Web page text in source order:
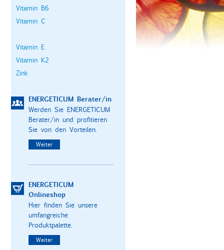
Vitamin B6
Vitamin C
Vitamin E
Vitamin K2
Zink
ENERGETICUM Berater/in
Werden Sie ENERGETICUM
Berater/in und profitieren
Sie von den Vorteilen.
Weiter
ENERGETICUM
Onlineshop
Hier finden Sie unsere
umfangreiche
Produktpalette.
Weiter